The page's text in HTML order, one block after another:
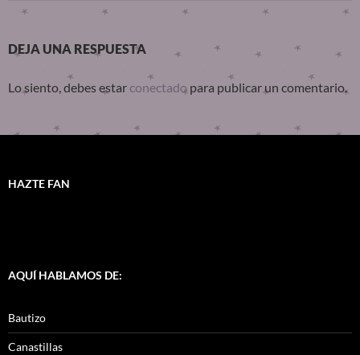
DEJA UNA RESPUESTA
Lo siento, debes estar conectado para publicar un comentario.
HAZTE FAN
AQUÍ HABLAMOS DE:
Bautizo
Canastillas